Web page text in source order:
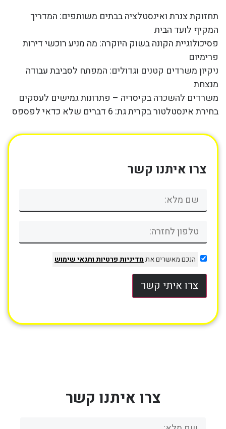
תחזוקת צנרת ואינסטלציה בבתים משותפים: המדריך
המקיף לועד הבית
פסיכולוגיית הקונה בשוק היוקרה: מה מניע רוכשי דירות
פרימיום
ניקיון משרדים קטנים וגדולים: המפתח לסביבת עבודה
מנצחת
משרדים להשכרה בקיסריה – פתרונות גמישים לעסקים
בחירת אינסטלטור בקרית גת: 6 דברים שלא כדאי לפספס
צרו איתנו קשר
הנכם מאשרים אתמדיניות פרטיותותנאי שימוש
צרו איתי קשר
צרו איתנו קשר